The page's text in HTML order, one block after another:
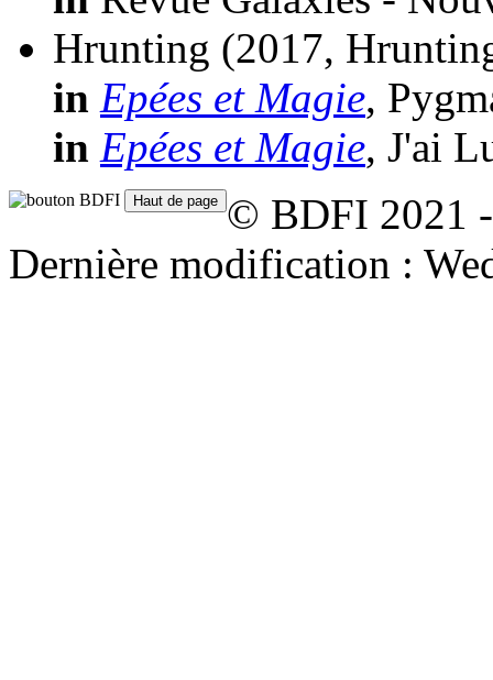
Hrunting (2017,
in Epées et Magie,
in Epées et Magie, J'ai
© BDFI 2021
Dernière modification :